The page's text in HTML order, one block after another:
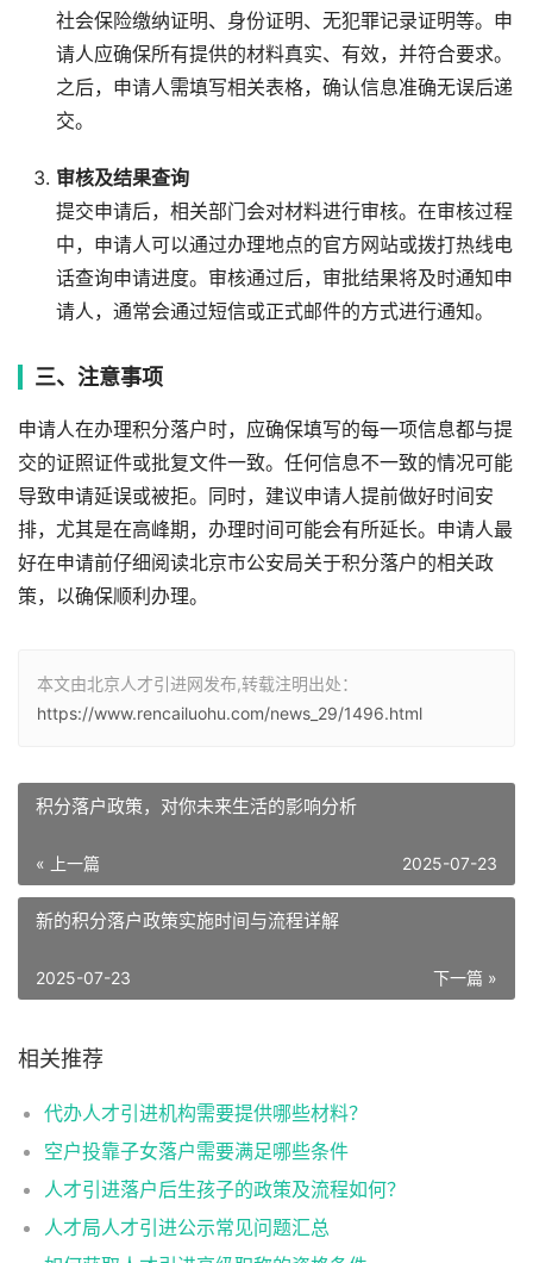
社会保险缴纳证明、身份证明、无犯罪记录证明等。申
请人应确保所有提供的材料真实、有效，并符合要求。
之后，申请人需填写相关表格，确认信息准确无误后递
交。
审核及结果查询
提交申请后，相关部门会对材料进行审核。在审核过程
中，申请人可以通过办理地点的官方网站或拨打热线电
话查询申请进度。审核通过后，审批结果将及时通知申
请人，通常会通过短信或正式邮件的方式进行通知。
三、注意事项
申请人在办理积分落户时，应确保填写的每一项信息都与提
交的证照证件或批复文件一致。任何信息不一致的情况可能
导致申请延误或被拒。同时，建议申请人提前做好时间安
排，尤其是在高峰期，办理时间可能会有所延长。申请人最
好在申请前仔细阅读北京市公安局关于积分落户的相关政
策，以确保顺利办理。
本文由北京人才引进网发布,转载注明出处：
https://www.rencailuohu.com/news_29/1496.html
积分落户政策，对你未来生活的影响分析
« 上一篇 2025-07-23
新的积分落户政策实施时间与流程详解
下一篇 »
2025-07-23
相关推荐
代办人才引进机构需要提供哪些材料？
空户投靠子女落户需要满足哪些条件
人才引进落户后生孩子的政策及流程如何？
人才局人才引进公示常见问题汇总